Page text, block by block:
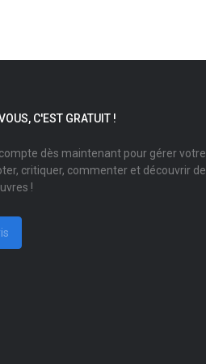
C'EST GRATUIT !
dès maintenant pour gérer votre
critiquer, commenter et découvrir de
!